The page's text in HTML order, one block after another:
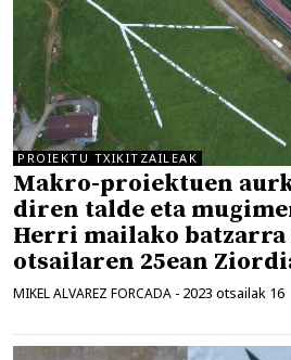
PROIEKTU TXIKITZAILEAK
Makro-proiektuen
diren talde eta
Herri mailako
otsailaren 25ean
MIKEL ALVAREZ FORCADA - 2023 otsailak 16